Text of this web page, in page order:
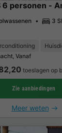
6 personen -
3
Vanaf
toeslagen op
Zie aanbiedingen
Meer weten